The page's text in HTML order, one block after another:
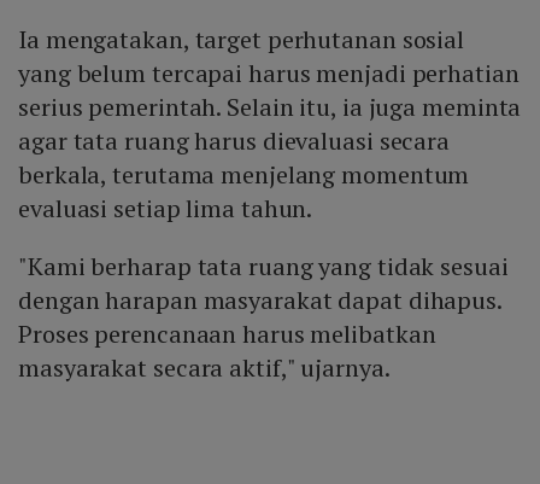
Ia mengatakan, target perhutanan sosial
yang belum tercapai harus menjadi perhatian
serius pemerintah. Selain itu, ia juga meminta
agar tata ruang harus dievaluasi secara
berkala, terutama menjelang momentum
evaluasi setiap lima tahun.
"Kami berharap tata ruang yang tidak sesuai
dengan harapan masyarakat dapat dihapus.
Proses perencanaan harus melibatkan
masyarakat secara aktif," ujarnya.